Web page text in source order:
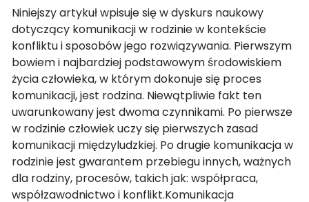
Niniejszy artykuł wpisuje się w dyskurs naukowy
dotyczący komunikacji w rodzinie w kontekście
konfliktu i sposobów jego rozwiązywania. Pierwszym
bowiem i najbardziej podstawowym środowiskiem
życia człowieka, w którym dokonuje się proces
komunikacji, jest rodzina. Niewątpliwie fakt ten
uwarunkowany jest dwoma czynnikami. Po pierwsze
w rodzinie człowiek uczy się pierwszych zasad
komunikacji międzyludzkiej. Po drugie komunikacja w
rodzinie jest gwarantem przebiegu innych, ważnych
dla rodziny, procesów, takich jak: współpraca,
współzawodnictwo i konflikt.Komunikacja